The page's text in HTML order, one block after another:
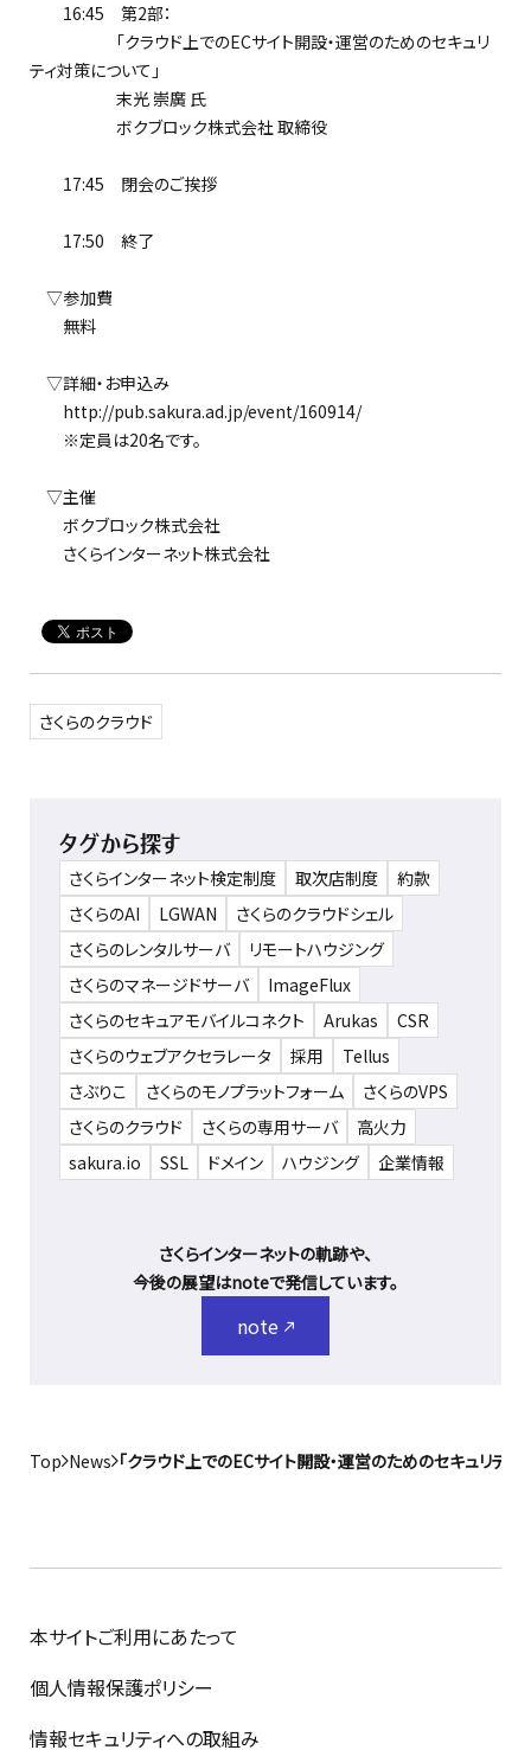
16:45 第2部：
「クラウド上でのECサイト開設・運営のためのセキュリ
ティ対策について」
末光 崇廣 氏
ボクブロック株式会社 取締役
17:45 閉会のご挨拶
17:50 終了
▽参加費
無料
▽詳細・お申込み
http://pub.sakura.ad.jp/event/160914/
※定員は20名です。
▽主催
ボクブロック株式会社
さくらインターネット株式会社
さくらのクラウド
タグから探す
さくらインターネット検定制度 取次店制度
約款
さくらのAI
LGWAN
さくらのクラウドシェル
さくらのレンタルサーバ
リモートハウジング
さくらのマネージドサーバ
ImageFlux
さくらのセキュアモバイルコネクト
Arukas
CSR
さくらのウェブアクセラレータ
採用
Tellus
さぶりこ
さくらのモノプラットフォーム
さくらのVPS
さくらのクラウド
さくらの専用サーバ
高火力
sakura.io
SSL ドメイン ハウジング 企業情報
さくらインターネットの軌跡や、
今後の展望はnoteで発信しています。
note
Top News 「クラウド上でのECサイト開設・運営のためのセキュリテ
本サイトご利用にあたって
個人情報保護ポリシー
情報セキュリティへの取組み